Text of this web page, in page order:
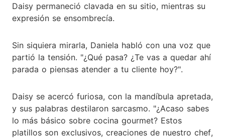
Daisy permaneció clavada en su sitio, mientras su
expresión se ensombrecía.
Sin siquiera mirarla, Daniela habló con una voz que
partió la tensión. "¿Qué pasa? ¿Te vas a quedar ahí
parada o piensas atender a tu cliente hoy?".
Daisy se acercó furiosa, con la mandíbula apretada,
y sus palabras destilaron sarcasmo. "¿Acaso sabes
lo más básico sobre cocina gourmet? Estos
platillos son exclusivos, creaciones de nuestro chef,